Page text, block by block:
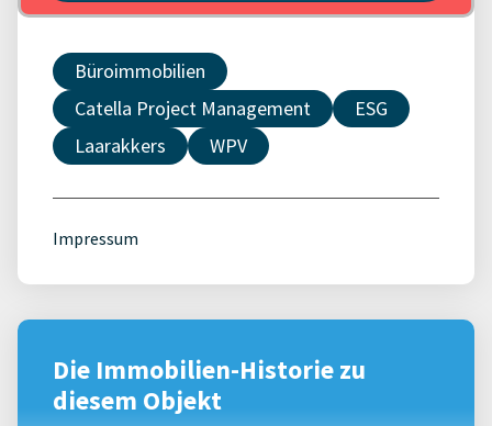
Büroimmobilien
Catella Project Management
ESG
Laarakkers
WPV
Impressum
Die Immobilien-Historie zu
diesem Objekt